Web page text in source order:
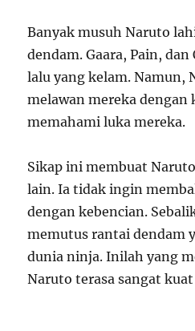
Banyak musuh Naruto
dendam. Gaara, Pain,
lalu yang kelam. Namun,
melawan mereka dengan
memahami luka mereka.
Sikap ini membuat
lain. Ia tidak ingin
dengan kebencian.
memutus rantai dendam
dunia ninja. Inilah yang
Naruto terasa sangat